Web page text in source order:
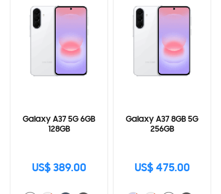
Galaxy A37 5G 6GB
128GB
US$ 389.00
Galaxy A37 8GB 5G
256GB
US$ 475.00